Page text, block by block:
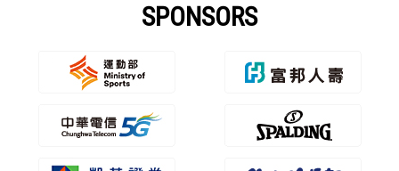
SPONSORS